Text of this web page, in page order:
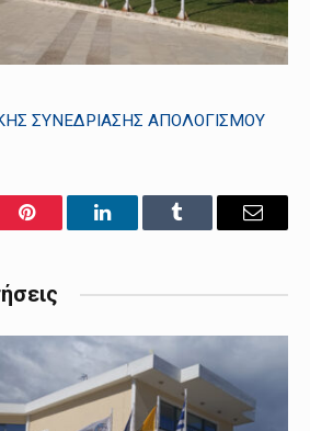
ΣΥΝΕΔΡΙΑΣΗΣ ΑΠΟΛΟΓΙΣΜΟΥ
Pinterest LinkedInTumblr Email